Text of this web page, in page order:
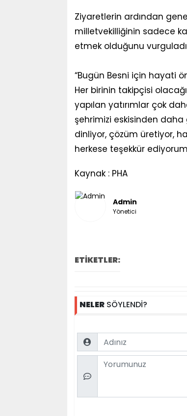
Ziyaretlerin ardından
milletvekilliğinin sadece
etmek olduğunu
“Bugün Besni için hayati
Her birinin takipçisi
yapılan yatırımlar çok
şehrimizi eskisinden daha
dinliyor, çözüm üretiyor,
herkese teşekkür
Kaynak : PHA
Admin
Yönetici
ETİKETLER:
NELERSÖYLENDİ?
Name
Comment